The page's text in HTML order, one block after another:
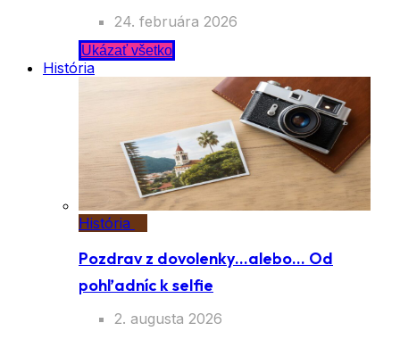
24. februára 2026
Ukázať všetko
História
História
Pozdrav z dovolenky…alebo… Od
pohľadníc k selfie
2. augusta 2026